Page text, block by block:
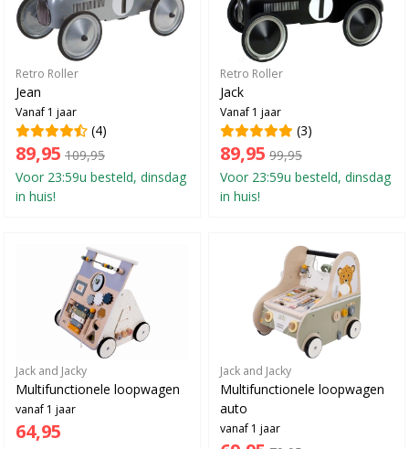
Retro Roller
Jean
Vanaf 1 jaar
(4)
89,95 109,95
Voor 23:59u besteld, dinsdag
in huis!
Retro Roller
Jack
Vanaf 1 jaar
(3)
89,95 99,95
Voor 23:59u besteld, dinsdag
in huis!
Jack and Jacky
Multifunctionele loopwagen
vanaf 1 jaar
64,95
Jack and Jacky
Multifunctionele loopwagen
auto
vanaf 1 jaar